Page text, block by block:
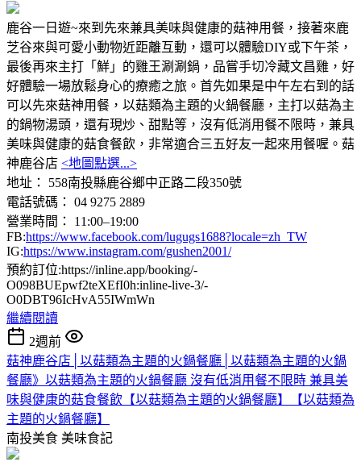
鹿谷一日遊~來到先來兼具美味與健康的菇神用餐，接著來鹿
芝谷來與可愛小動物近距離互動，還可以體驗DIY或下午茶，
最後再來主打「鮮」的雞王涮涮鍋，品嘗手切冷藏文昌雞，好
好體驗一場放鬆身心的療癒之旅。首先如果是中午左右到的話
可以先來菇神用餐，以菇類為主題的火鍋餐廳，主打以菇為主
的鍋物湯頭，還有現炒、甜點等，沒有低消用餐不限時，兼具
美味與健康的菇食餐飲，非常適合三五好友一起來用餐喔。菇
神鹿谷店 <地圖點選...>
地址： 558南投縣鹿谷鄉中正路二段350號
電話號碼： 04 9275 2889
營業時間： 11:00–19:00
FB:https://www.facebook.com/lugugs1688?locale=zh_TW
IG:https://www.instagram.com/gushen2001/
預約訂位:https://inline.app/booking/-
O098BUEpwf2teXEfI0h:inline-live-3/-
O0DBT96IcHvA55IWmWn
繼續閱讀
2週前
菇神鹿谷店│以菇類為主題的火鍋餐廳│以菇類為主題的火鍋
餐廳》以菇類為主題的火鍋餐廳 沒有低消用餐不限時 兼具美
味與健康的菇食餐飲【以菇類為主題的火鍋餐廳】【以菇類為
主題的火鍋餐廳】
南投美食 美味食記